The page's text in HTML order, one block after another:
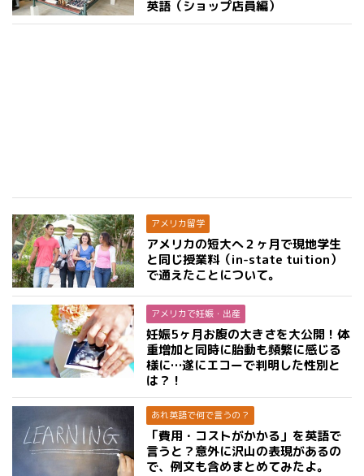
英語（ショップ店員編）
アメリカ留学
アメリカの短大へ２ヶ月で現地学生
と同じ授業料（in-state tuition）
で通えたことについて。
アメリカで妊娠・出産
妊娠5ヶ月お腹の大きさを大公開！体
重増加と同時に胎動も頻繁に感じる
様に…遂にエコーで判明した性別と
は？！
あれ英語で何で言うの？
「費用・コストがかかる」を英語で
言うと？意外に沢山の表現があるの
で、例文も含めまとめてみたよ。